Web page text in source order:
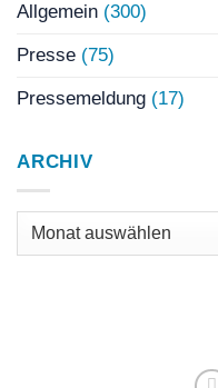
Allgemein (300)
Presse (75)
Pressemeldung (17)
ARCHIV
Archiv